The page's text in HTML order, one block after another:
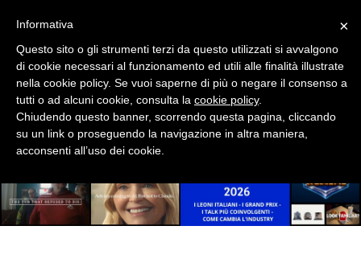
CINEMA
DIGITALE
ESTERNA
×
Informativa
Questo sito o gli strumenti terzi da questo utilizzati si avvalgono
di cookie necessari al funzionamento ed utili alle finalità illustrate
nella cookie policy. Se vuoi saperne di più o negare il consenso a
tutti o ad alcuni cookie, consulta la cookie policy.
Chiudendo questo banner, scorrendo questa pagina, cliccando
su un link o proseguendo la navigazione in altra maniera,
acconsenti all’uso dei cookie.